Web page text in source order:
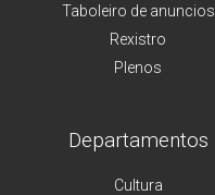
Taboleiro de anuncios
Rexistro
Plenos
Departamentos
Cultura